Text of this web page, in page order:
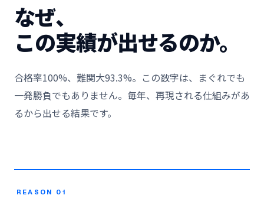
なぜ、
この実績が出せるのか。
合格率100%、難関大93.3%。この数字は、まぐれでも
一発勝負でもありません。毎年、再現される仕組みがあ
るから出せる結果です。
REASON 01